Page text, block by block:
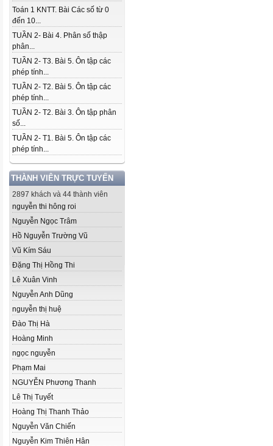
Toán 1 KNTT. Bài Các số từ 0
đến 10...
TUẦN 2- Bài 4. Phân số thập
phân...
TUẦN 2- T3. Bài 5. Ôn tập các
phép tính...
TUẦN 2- T2. Bài 5. Ôn tập các
phép tính...
TUẦN 2- T2. Bài 3. Ôn tập phân
số...
TUẦN 2- T1. Bài 5. Ôn tập các
phép tính...
THÀNH VIÊN TRỰC TUYẾN
2897 khách và 44 thành viên
nguyễn thi hông roi
Nguyễn Ngọc Trâm
Hồ Nguyễn Trường Vũ
Vũ Kím Sáu
Đặng Thị Hồng Thi
Lê Xuân Vinh
Nguyễn Anh Dũng
nguyễn thị huệ
Đào Thị Hà
Hoàng Minh
ngọc nguyễn
Phạm Mai
NGUYỄN Phương Thanh
Lê Thị Tuyết
Hoàng Thị Thanh Thảo
Nguyễn Văn Chiến
Nguyễn Kim Thiên Hân